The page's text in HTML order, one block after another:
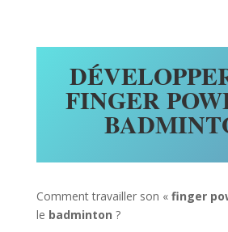
FINGER
Comment travailler son « finger
le badminton ?